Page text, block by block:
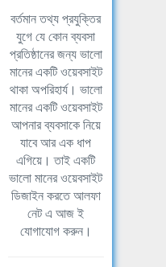
বর্তমান তথ্য প্রযুক্তির
যুগে যে কোন ব্যবসা
প্রতিষ্ঠানের জন্য ভালো
মানের একটি ওয়েবসাইট
থাকা অপরিহার্য। ভালো
মানের একটি ওয়েবসাইট
আপনার ব্যবসাকে নিয়ে
যাবে আর এক ধাপ
এগিয়ে। তাই একটি
ভালো মানের ওয়েবসাইট
ডিজাইন করতে আলফা
নেট এ আজ ই
যোগাযোগ করুন।